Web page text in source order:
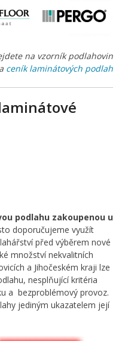
na vzorník podlahovin
a ceník laminátových podlah
podlahu zakoupenou u
doporučujeme využít
před výběrem nové
množství nekvalitních
a Jihočeském kraji lze
nesplňující kritéria
a bezproblémový provoz.
jediným ukazatelem její